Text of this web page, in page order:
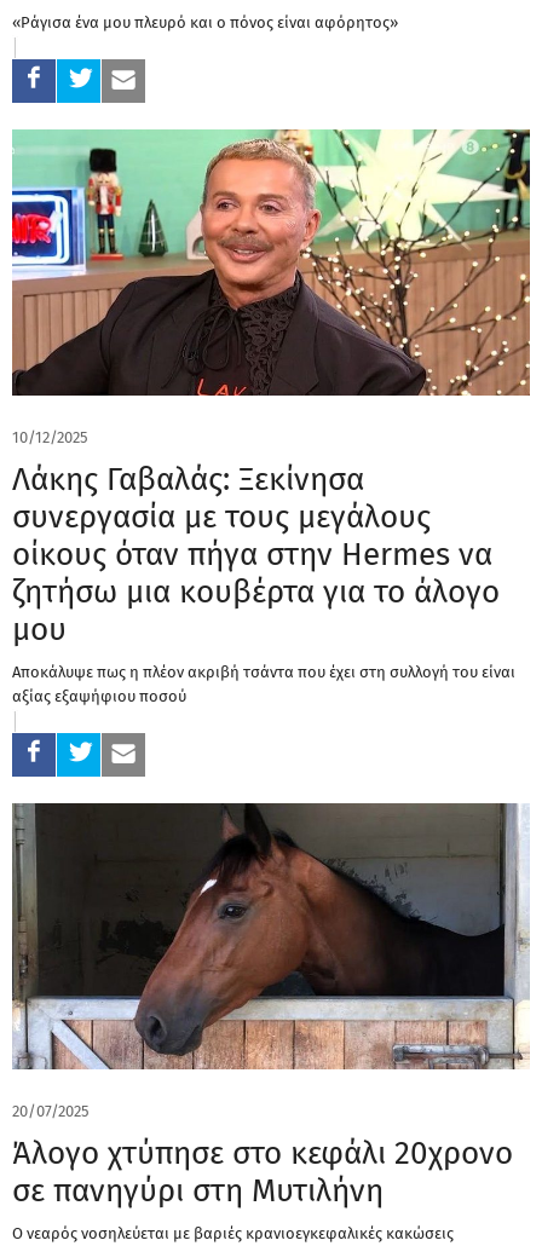
«Ράγισα ένα μου πλευρό και ο πόνος είναι αφόρητος»
10/12/2025
Λάκης Γαβαλάς: Ξεκίνησα
συνεργασία με τους μεγάλους
οίκους όταν πήγα στην Hermes να
ζητήσω μια κουβέρτα για το άλογο
μου
Αποκάλυψε πως η πλέον ακριβή τσάντα που έχει στη συλλογή του είναι
αξίας εξαψήφιου ποσού
20/07/2025
Άλογο χτύπησε στο κεφάλι 20χρονο
σε πανηγύρι στη Μυτιλήνη
Ο νεαρός νοσηλεύεται με βαριές κρανιοεγκεφαλικές κακώσεις